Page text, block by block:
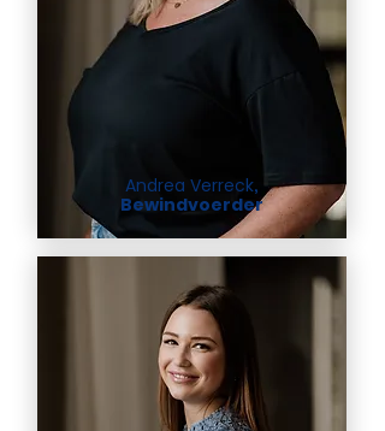
Andrea Verreck,
Bewindvoerder